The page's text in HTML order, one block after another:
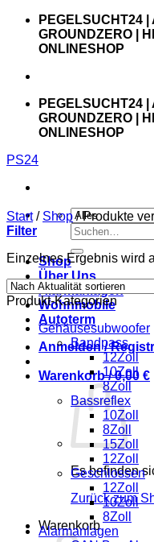
Zum
springen
PEGELSUCHT24 |
GROUNDZERO |
ONLINESHOP
PEGELSUCHT24 |
GROUNDZERO |
ONLINESHOP
PS24
Suchen
nach:
Shop
Über Uns
Alarmanlagen
Wohnmobile
Autoterm
Anmelden /
Warenkorb /0,00 €
Es befinden
Zurück zum
Warenkorb
Start / Shop /Produkte
Filter
Einzelnes Ergebnis wird
Produkt-Kategorien
Gehäusesubwoofer
Bandpass
12Zoll
10Zoll
8Zoll
Bassreflex
10Zoll
8Zoll
15Zoll
12Zoll
Geschlossen
12Zoll
10Zoll
8Zoll
Alarmanlagen